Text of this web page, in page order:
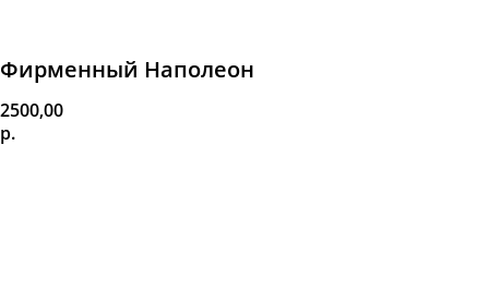
Фирменный Наполеон
2500,00
р.